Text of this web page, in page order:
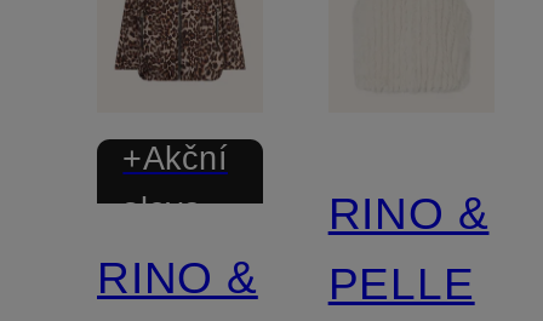
+Akční
sleva
RINO &
RINO &
PELLE